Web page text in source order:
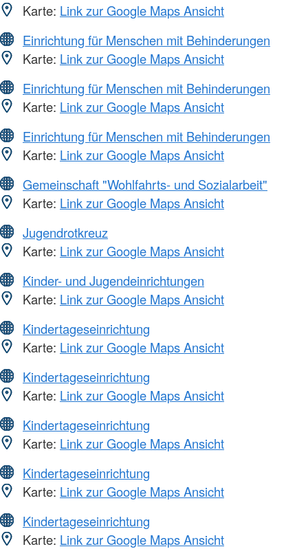
Karte: Link zur Google Maps Ansicht
Einrichtung für Menschen mit Behinderungen
Karte: Link zur Google Maps Ansicht
Einrichtung für Menschen mit Behinderungen
Karte: Link zur Google Maps Ansicht
Einrichtung für Menschen mit Behinderungen
Karte: Link zur Google Maps Ansicht
Gemeinschaft "Wohlfahrts- und Sozialarbeit"
Karte: Link zur Google Maps Ansicht
Jugendrotkreuz
Karte: Link zur Google Maps Ansicht
Kinder- und Jugendeinrichtungen
Karte: Link zur Google Maps Ansicht
Kindertageseinrichtung
Karte: Link zur Google Maps Ansicht
Kindertageseinrichtung
Karte: Link zur Google Maps Ansicht
Kindertageseinrichtung
Karte: Link zur Google Maps Ansicht
Kindertageseinrichtung
Karte: Link zur Google Maps Ansicht
Kindertageseinrichtung
Karte: Link zur Google Maps Ansicht